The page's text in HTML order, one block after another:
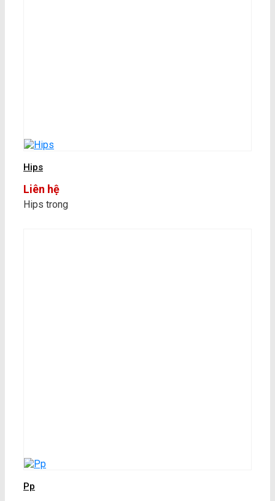
Hips
Liên hệ
Hips trong
Pp